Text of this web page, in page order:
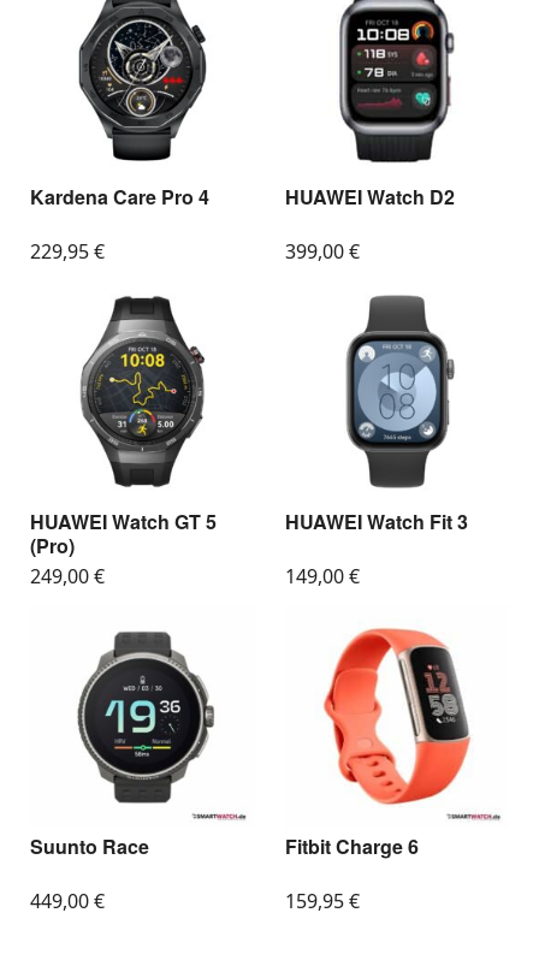
Kardena Care Pro 4
229,95€
HUAWEI Watch D2
399,00€
HUAWEI Watch GT 5
(Pro)
249,00€
HUAWEI Watch Fit 3
149,00€
Suunto Race
449,00€
Fitbit Charge 6
159,95€